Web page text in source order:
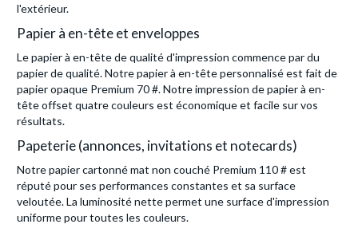
l'extérieur.
Papier à en-tête et enveloppes
Le papier à en-tête de qualité d'impression commence par du
papier de qualité. Notre papier à en-tête personnalisé est fait de
papier opaque Premium 70 #. Notre impression de papier à en-
tête offset quatre couleurs est économique et facile sur vos
résultats.
Papeterie (annonces, invitations et notecards)
Notre papier cartonné mat non couché Premium 110 # est
réputé pour ses performances constantes et sa surface
veloutée. La luminosité nette permet une surface d'impression
uniforme pour toutes les couleurs.